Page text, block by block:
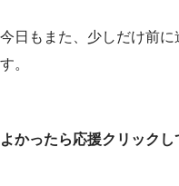
今日もまた、少しだけ前
す。
よかったら応援クリック